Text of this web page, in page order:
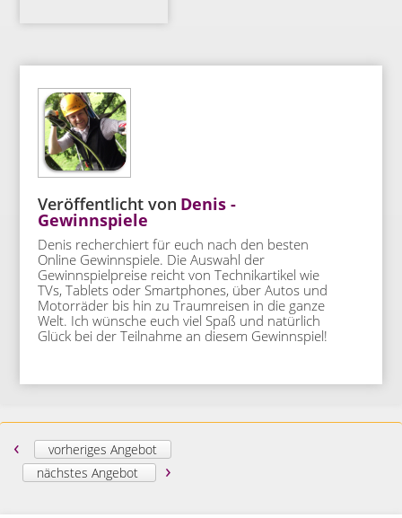
Veröffentlicht von Denis -
Gewinnspiele
Denis recherchiert für euch nach den besten
Online Gewinnspiele. Die Auswahl der
Gewinnspielpreise reicht von Technikartikel wie
TVs, Tablets oder Smartphones, über Autos und
Motorräder bis hin zu Traumreisen in die ganze
Welt. Ich wünsche euch viel Spaß und natürlich
Glück bei der Teilnahme an diesem Gewinnspiel!
‹
vorheriges Angebot
nächstes Angebot
›